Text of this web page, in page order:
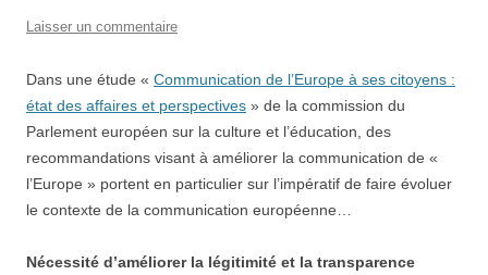
Laisser un commentaire
Dans une étude « Communication de l’Europe à ses citoyens :
état des affaires et perspectives » de la commission du
Parlement européen sur la culture et l’éducation, des
recommandations visant à améliorer la communication de «
l’Europe » portent en particulier sur l’impératif de faire évoluer
le contexte de la communication européenne…
Nécessité d’améliorer la légitimité et la transparence